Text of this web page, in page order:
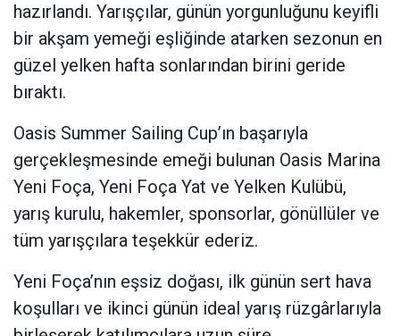
hazırlandı. Yarışçılar, günün yorgunluğunu keyifli
bir akşam yemeği eşliğinde atarken sezonun en
güzel yelken hafta sonlarından birini geride
bıraktı.
Oasis Summer Sailing Cup’ın başarıyla
gerçekleşmesinde emeği bulunan Oasis Marina
Yeni Foça, Yeni Foça Yat ve Yelken Kulübü,
yarış kurulu, hakemler, sponsorlar, gönüllüler ve
tüm yarışçılara teşekkür ederiz.
Yeni Foça’nın eşsiz doğası, ilk günün sert hava
koşulları ve ikinci günün ideal yarış rüzgârlarıyla